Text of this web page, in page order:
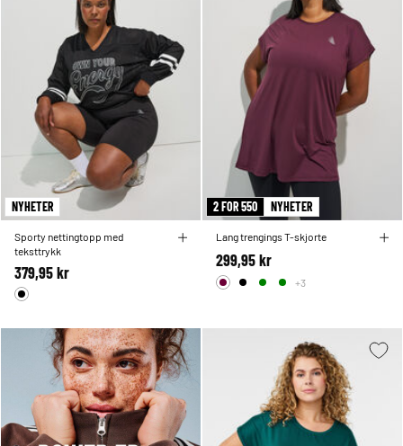
NYHETER
Sporty nettingtopp med
teksttrykk
379,95 kr
2 FOR 550 NYHETER
Lang trengings T-skjorte
299,95 kr
+3